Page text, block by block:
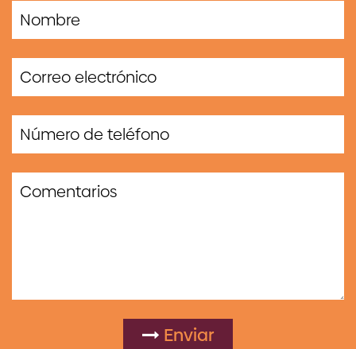
If you
are a
human,
ignore
this
field
Enviar